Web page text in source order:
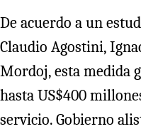
De acuerdo a un
Claudio Agostini,
Mordoj, esta medida
hasta US$400
servicio. Gobierno